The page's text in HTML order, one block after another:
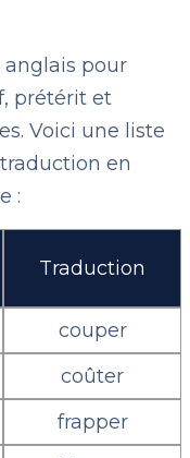
anglais pour
prétérit et
Voici une liste
en
:
Traduction
couper
coûter
frapper